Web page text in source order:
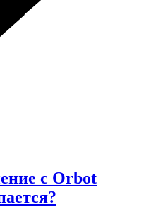
с Orbot